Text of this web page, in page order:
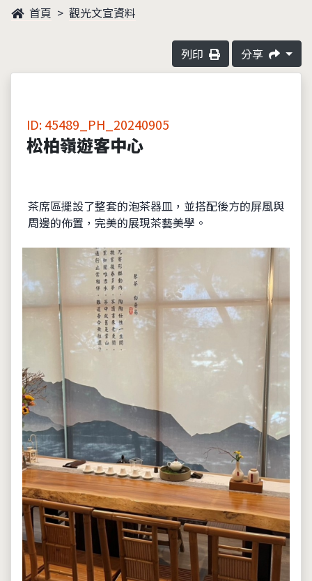
首頁 觀光文宣資料
列印 分享
ID: 45489_PH_20240905
松柏嶺遊客中心
茶席區擺設了整套的泡茶器皿，並搭配後方的屏風與
周邊的佈置，完美的展現茶藝美學。